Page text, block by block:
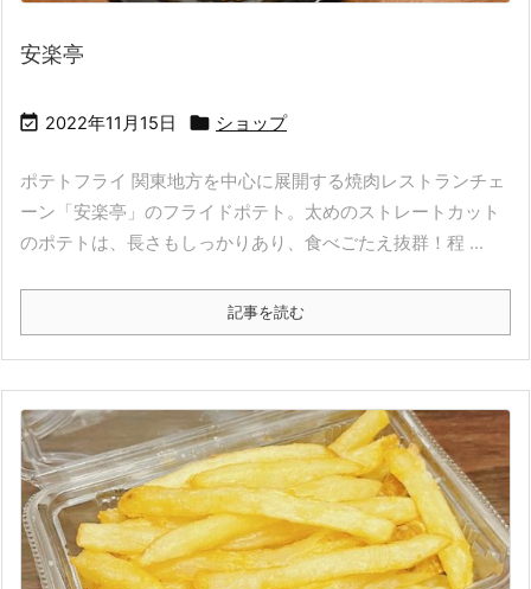
安楽亭
 2022年11月15日  ショップ
ポテトフライ 関東地方を中心に展開する焼肉レストランチェ
ーン「安楽亭」のフライドポテト。太めのストレートカット
のポテトは、長さもしっかりあり、食べごたえ抜群！程 ...
記事を読む